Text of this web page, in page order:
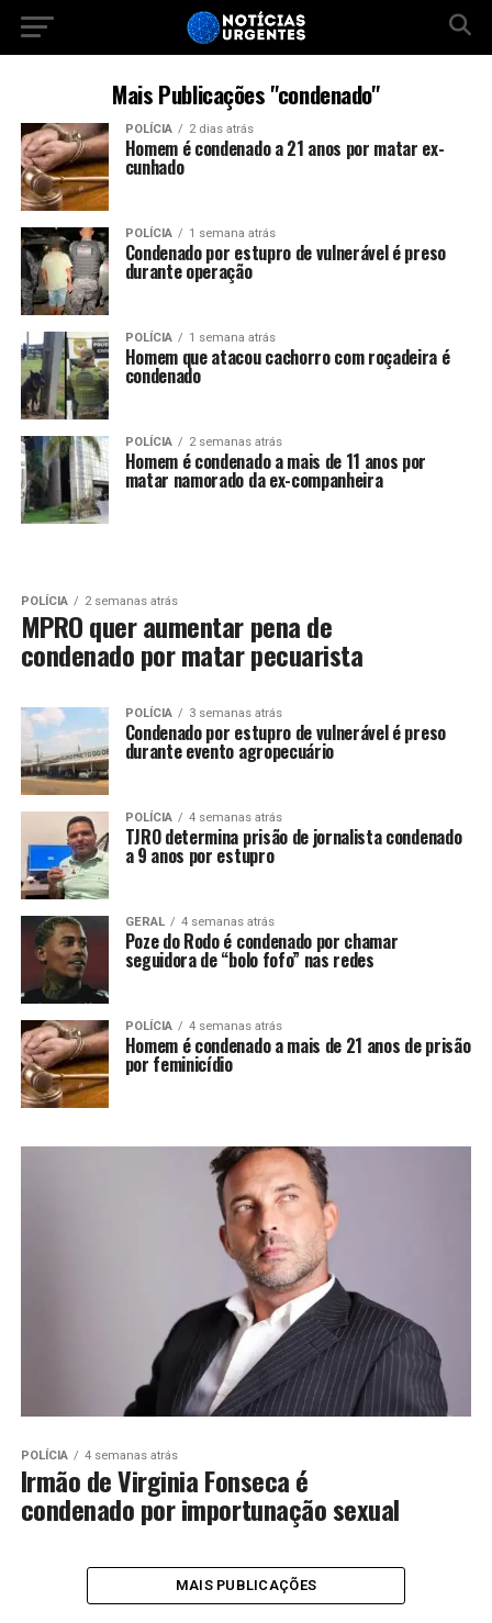
Mais Publicações "condenado"
POLÍCIA 2 dias atrás
Homem é condenado a 21 anos por matar ex-
cunhado
POLÍCIA 1 semana atrás
Condenado por estupro de vulnerável é preso
durante operação
POLÍCIA 1 semana atrás
Homem que atacou cachorro com roçadeira é
condenado
POLÍCIA 2 semanas atrás
Homem é condenado a mais de 11 anos por
matar namorado da ex-companheira
POLÍCIA 2 semanas atrás
MPRO quer aumentar pena de
condenado por matar pecuarista
POLÍCIA 3 semanas atrás
Condenado por estupro de vulnerável é preso
durante evento agropecuário
POLÍCIA 4 semanas atrás
TJRO determina prisão de jornalista condenado
a 9 anos por estupro
GERAL 4 semanas atrás
Poze do Rodo é condenado por chamar
seguidora de “bolo fofo” nas redes
POLÍCIA 4 semanas atrás
Homem é condenado a mais de 21 anos de prisão
por feminicídio
POLÍCIA 4 semanas atrás
Irmão de Virginia Fonseca é
condenado por importunação sexual
MAIS PUBLICAÇÕES